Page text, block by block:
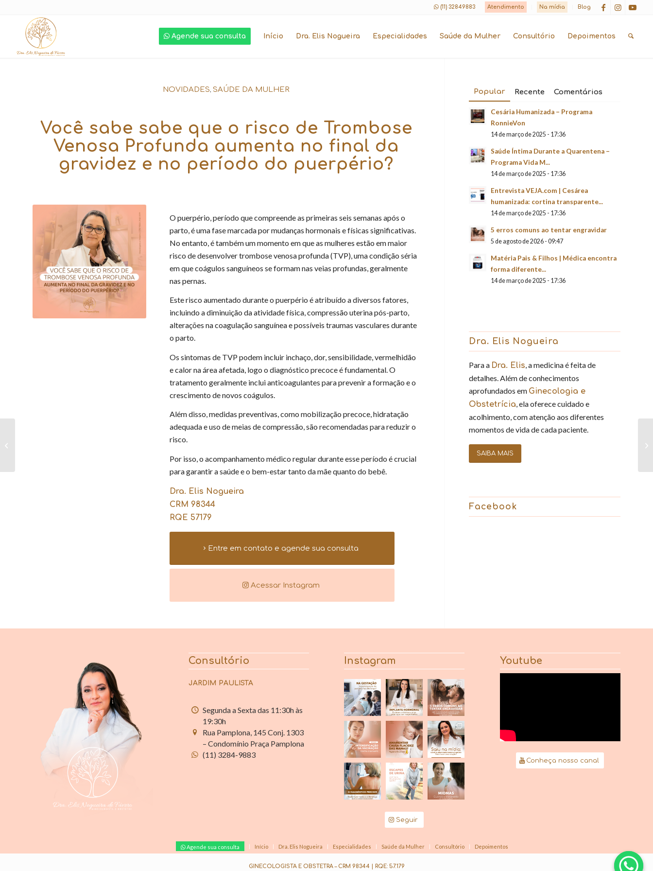
Atendimento Na mídia Blog
(11) 32849883
Agende sua consulta Início Dra. Elis Nogueira Especialidades Saúde da Mulher Consultório Depoimentos
NOVIDADES, SAÚDE DA MULHER
Você sabe sabe que o risco de Trombose
Venosa Profunda aumenta no final da
gravidez e no período do puerpério?
O puerpério, período que compreende as primeiras seis semanas após o
parto, é uma fase marcada por mudanças hormonais e físicas significativas.
No entanto, é também um momento em que as mulheres estão em maior
risco de desenvolver trombose venosa profunda (TVP), uma condição séria
em que coágulos sanguíneos se formam nas veias profundas, geralmente
nas pernas.
Este risco aumentado durante o puerpério é atribuído a diversos fatores,
incluindo a diminuição da atividade física, compressão uterina pós-parto,
alterações na coagulação sanguínea e possíveis traumas vasculares durante
o parto.
Os sintomas de TVP podem incluir inchaço, dor, sensibilidade, vermelhidão
e calor na área afetada, logo o diagnóstico precoce é fundamental. O
tratamento geralmente inclui anticoagulantes para prevenir a formação e o
crescimento de novos coágulos.
Além disso, medidas preventivas, como mobilização precoce, hidratação
adequada e uso de meias de compressão, são recomendadas para reduzir o
risco.
Por isso, o acompanhamento médico regular durante esse período é crucial
para garantir a saúde e o bem-estar tanto da mãe quanto do bebê.
Dra. Elis Nogueira
CRM 98344
RQE 57179
Entre em contato e agende sua consulta
Acessar Instagram
Popular Recente Comentários
Cesária Humanizada – Programa
RonnieVon
14 de março de 2025 - 17:36
Saúde Íntima Durante a Quarentena –
Programa Vida M...
14 de março de 2025 - 17:36
Entrevista VEJA.com | Cesárea
humanizada: cortina transparente...
14 de março de 2025 - 17:36
5 erros comuns ao tentar engravidar
5 de agosto de 2026 - 09:47
Matéria Pais & Filhos | Médica encontra
forma diferente...
14 de março de 2025 - 17:36
Dra. Elis Nogueira
Para a Dra. Elis, a medicina é feita de
detalhes. Além de conhecimentos
aprofundados em Ginecologia e
Obstetrícia, ela oferece cuidado e
acolhimento, com atenção aos diferentes
momentos de vida de cada paciente.
SAIBA MAIS
Facebook
Consultório
JARDIM PAULISTA
Segunda a Sexta das 11:30h às
19:30h
Rua Pamplona, 145 Conj. 1303
– Condomínio Praça Pamplona
(11) 3284-9883
Instagram
Seguir
Youtube
Conheça nosso canal
GINECOLOGISTA E OBSTETRA – CRM 98344 | RQE: 57.179
Agende sua consulta Início Dra. Elis Nogueira Especialidades Saúde da Mulher Consultório Depoimentos